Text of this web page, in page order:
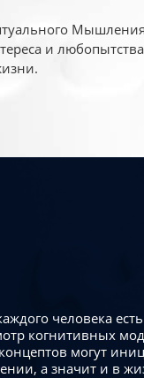
Мышления
и
человека
когнитивных
могут
а значит и в